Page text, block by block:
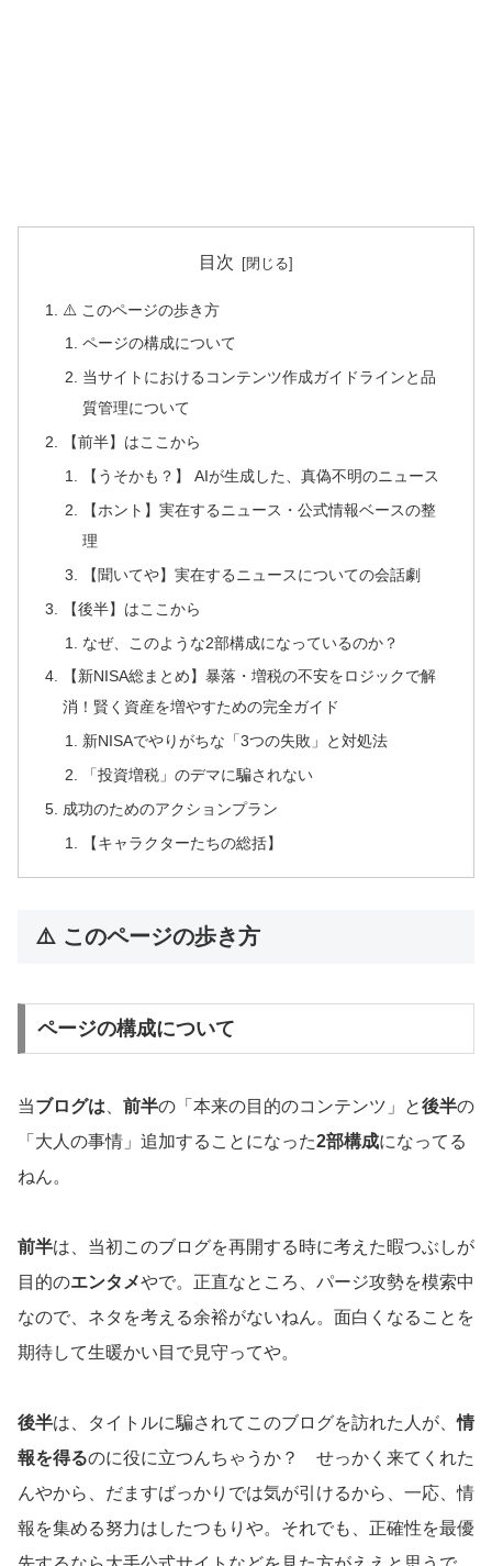
目次
⚠️ このページの歩き方
ページの構成について
当サイトにおけるコンテンツ作成ガイドラインと品
質管理について
【前半】はここから
【うそかも？】 AIが生成した、真偽不明のニュース
【ホント】実在するニュース・公式情報ベースの整
理
【聞いてや】実在するニュースについての会話劇
【後半】はここから
なぜ、このような2部構成になっているのか？
【新NISA総まとめ】暴落・増税の不安をロジックで解
消！賢く資産を増やすための完全ガイド
新NISAでやりがちな「3つの失敗」と対処法
「投資増税」のデマに騙されない
成功のためのアクションプラン
【キャラクターたちの総括】
⚠️ このページの歩き方
ページの構成について
当ブログは 前半の「本来の目的のコンテンツ」と後半の
「大人の事情」追加することになった2部構成になってる
ねん。
前半は、当初このブログを再開する時に考えた暇つぶしが
目的のエンタメやで。正直なところ、パージ攻勢を模索中
なので、ネタを考える余裕がないねん。面白くなることを
期待して生暖かい目で見守ってや。
後半は、タイトルに騙されてこのブログを訪れた人が、情
報を得るのに役に立つんちゃうか？ せっかく来てくれた
んやから、だますばっかりでは気が引けるから、一応、情
報を集める努力はしたつもりや。それでも、正確性を最優